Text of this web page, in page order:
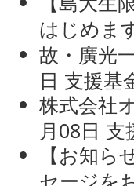
はじめま
故・廣光
日 支援基
株式会社
月08日 支
【お知
セージを